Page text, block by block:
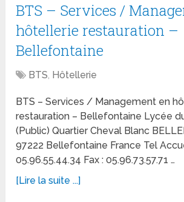
BTS – Services /
hôtellerie restauration –
Bellefontaine
BTS, Hôtellerie
BTS – Services / Management en
restauration – Bellefontaine Lycée
(Public) Quartier Cheval Blanc
97222 Bellefontaine France Tel
05.96.55.44.34 Fax : 05.96.73.57.71 …
[Lire la suite ...]